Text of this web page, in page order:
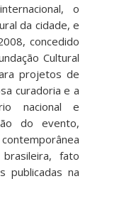
o
da cidade, e
concedido
Cultural
projetos de
curadoria e a
nacional e
do evento,
fato
publicadas na